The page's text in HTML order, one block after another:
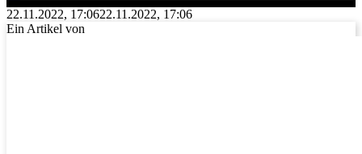
22.11.2022, 17:0622.11.2022, 17:06
Ein Artikel von